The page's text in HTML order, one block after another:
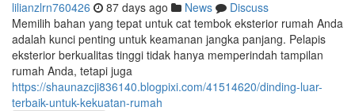
lilianzlrn760426 87 days ago News
Discuss
Memilih bahan yang tepat untuk cat tembok eksterior rumah Anda
adalah kunci penting untuk keamanan jangka panjang. Pelapis
eksterior berkualitas tinggi tidak hanya memperindah tampilan
rumah Anda, tetapi juga
https://shaunazcji836140.blogpixi.com/41514620/dinding-luar-
terbaik-untuk-kekuatan-rumah